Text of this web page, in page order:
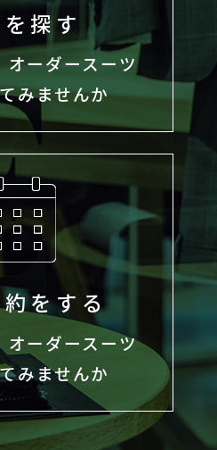
探す
オーダースーツ
みませんか
をする
オーダースーツ
みませんか